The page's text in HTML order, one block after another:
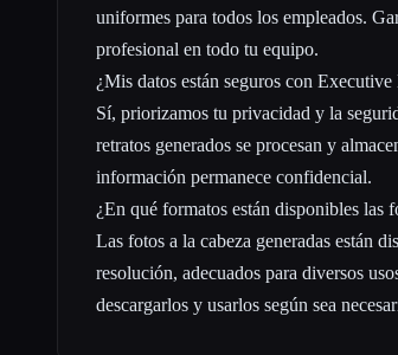
uniformes para todos los empleados.
profesional en todo tu equipo.
¿Mis datos están seguros con Executive
Sí, priorizamos tu privacidad y la
retratos generados se procesan y
información permanece confidencial.
¿En qué formatos están disponibles las
Las fotos a la cabeza generadas están
resolución, adecuados para diversos
descargarlos y usarlos según sea